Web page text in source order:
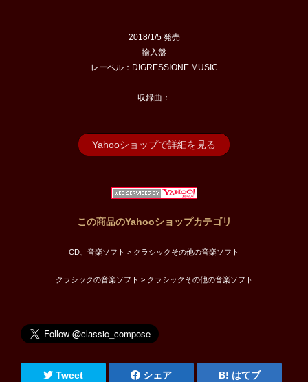
2018/1/5 発売
輸入盤
レーベル：DIGRESSIONE MUSIC
収録曲：
Yahooショップで詳細を見る
この商品のYahooショップカテゴリ
CD、音楽ソフト > クラシックその他の音楽ソフト
クラシックの音楽ソフト > クラシックその他の音楽ソフト
Tweet シェア はてブ